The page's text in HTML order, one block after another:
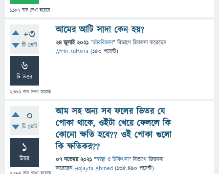
1,187 বার দেখা হয়েছে
+3
টি ভোট
6
টি উত্তর
2,681 বার দেখা হয়েছে
আমের আটি সাদা কেন হয়?
24 জুলাই 2021 "জীববিজ্ঞান" বিভাগে জিজ্ঞাসাকরেছেন
Afrin sultana (150 পয়েন্ট)
0
টি ভোট
1
উত্তর
আম সহ অন্য সব ফলের ভিতর যে
পোকা থাকে, ওইটা খেয়ে ফেললে কি
কোনো ক্ষতি হবে?? ওই পোকা গুলো
কি ক্ষতিকর??
07 নভেম্বর 2021 "স্বাস্থ্য ও চিকিৎসা" বিভাগে জিজ্ঞাসা
করেছেনHojayfa Ahmed (135,490 পয়েন্ট)